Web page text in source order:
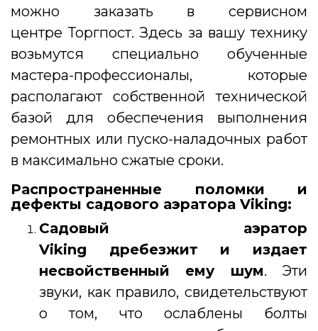
можно заказать в сервисном
центре Торгпост. Здесь за вашу технику
возьмутся специально обученные
мастера-профессионалы, которые
располагают собственной технической
базой для обеспечения выполнения
ремонтных или пуско-наладочных работ
в максимально сжатые сроки.
Распространенные поломки и
дефекты садового аэратора Viking:
Садовый аэратор
Viking дребезжит и издает
несвойственный ему шум. Эти
звуки, как правило, свидетельствуют
о том, что ослаблены болты